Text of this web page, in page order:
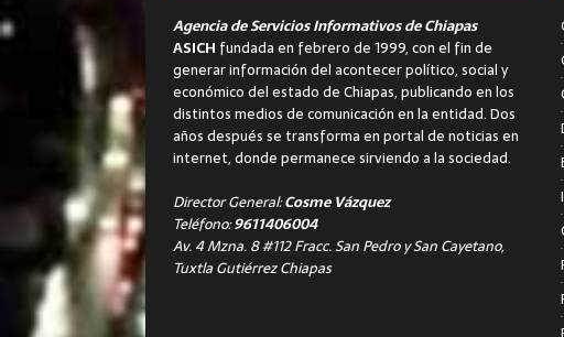
Agencia de Servicios Informativos de Chiapas
ASICH fundada en febrero de 1999, con el fin de
generar información del acontecer político, social y
económico del estado de Chiapas, publicando en los
distintos medios de comunicación en la entidad. Dos
años después se transforma en portal de noticias en
internet, donde permanece sirviendo a la sociedad.
Director General:Cosme Vázquez
Teléfono:9611406004
Av. 4 Mzna. 8 #112 Fracc. San Pedro y San Cayetano,
Tuxtla Gutiérrez Chiapas